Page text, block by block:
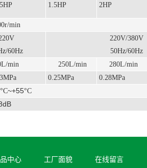
1.5HP 2HP
min
60Hz
220V/380V
50Hz/60Hz
min 250L/min
280L/min
0.25MPa
0.28MPa
°C~+55°C
中心 工厂面貌
在线留言